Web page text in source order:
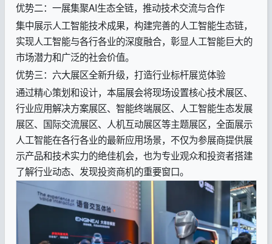
优势二：一展集聚AI生态全链，推动技术交流与合作
集中展示人工智能技术成果，构建完善的人工智能生态链，
实现人工智能与各行各业的深度融合，彰显人工智能巨大的
市场潜力和广泛的社会价值。
优势三：六大展区全新升级，打造行业标杆展览体验
通过精心策划和设计，本届展会将现场设置核心技术展区、
行业应用解决方案展区、智能终端展区、人工智能生态发展
展区、国际交流展区、人机互动展区等主题展区，全面展示
人工智能在各行各业的最新应用场景，不仅为参展商提供展
示产品和技术实力的绝佳机会，也为专业观众和投资者搭建
了解行业动态、发现投资商机的重要窗口。